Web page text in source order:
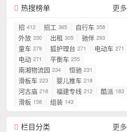
热搜榜单 更多
招 412 招工 365 自行车 358
外放 330 出租 305 驰伴 293
童车 279 狐护理台 271 电动车 271
电动 271 平衡车 255
南湘物流园 234 恒驰 231
滑板车 223 婴儿推车 218
河古庙 218 福建专线 212 酷派 183
滑板 158 组装 143
栏目分类 更多